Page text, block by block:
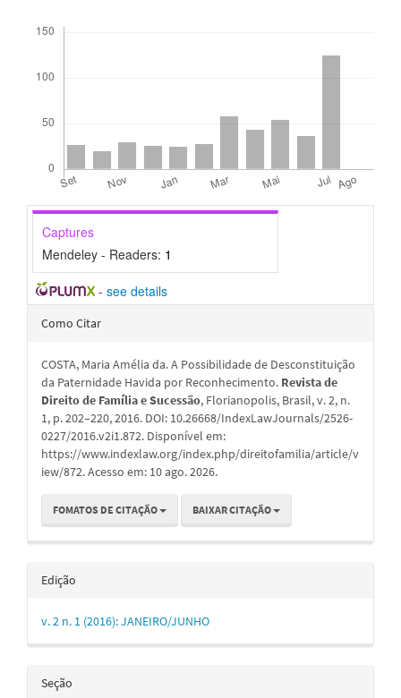
Captures
Mendeley - Readers: 1
- see details
Detalhes
artigo
Como Citar
COSTA, Maria Amélia da. A Possibilidade de Desconstituição
da Paternidade Havida por Reconhecimento. Revista de
Direito de Família e Sucessão, Florianopolis, Brasil, v. 2, n.
1, p. 202–220, 2016. DOI: 10.26668/IndexLawJournals/2526-
0227/2016.v2i1.872. Disponível em:
https://www.indexlaw.org/index.php/direitofamilia/article/v
iew/872. Acesso em: 10 ago. 2026.
FOMATOS DE CITAÇÃO BAIXAR CITAÇÃO
Edição
v. 2 n. 1 (2016): JANEIRO/JUNHO
Seção